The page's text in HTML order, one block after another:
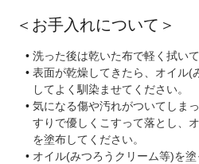
＜お手入れについて＞
洗った後は乾いた布で軽く拭い
表面が乾燥してきたら、オイル(
してよく馴染ませてください。
気になる傷や汚れがついてしま
すりで優しくこすって落とし、
を塗布してください。
オイル(みつろうクリーム等)を